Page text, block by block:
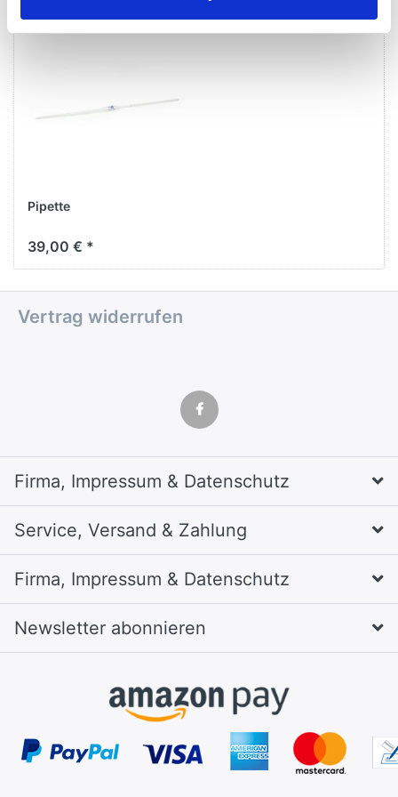
Pipette
39,00 € *
Vertrag widerrufen
Firma, Impressum & Datenschutz
Service, Versand & Zahlung
Firma, Impressum & Datenschutz
Newsletter abonnieren